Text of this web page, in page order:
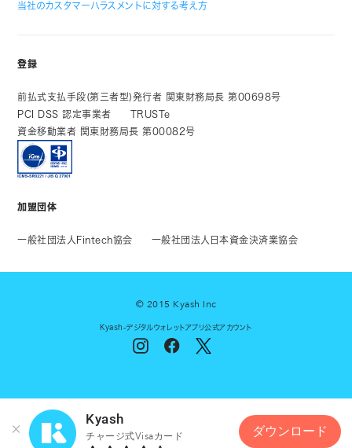
当社のカスタマーハラスメントに対する考え方
登録
前払式支払手段(第三者型)発行者 関東財務局長 第00698号
PCI DSS 認定事業者
TRUSTe
資金移動業者 関東財務局長 第00082号
加盟団体
一般社団法人Fintech協会 一般社団法人日本資金決済業協会
© 2015 Kyash Inc
Kyash-デジタルウォレットアプリ公式アカウント
Kyash
チャージ式Visaカード ダウンロード